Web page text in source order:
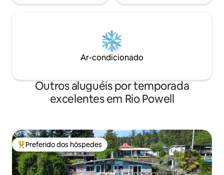
Ar-condicionado
Outros aluguéis por temporada
excelentes em Rio Powell
Entre os melhores preferidos dos hóspedes
Preferido dos hóspedes